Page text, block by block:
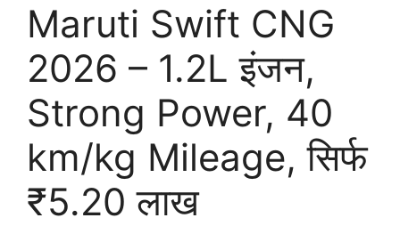
Maruti Swift CNG
2026 – 1.2L इंजन,
Strong Power, 40
km/kg Mileage, सिर्फ
₹5.20 लाख